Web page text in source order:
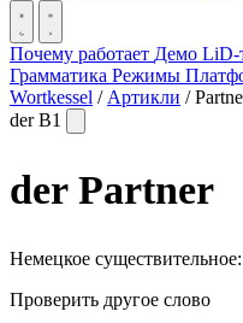
Почему работает Демо LiD-
Грамматика Режимы
Wortkessel / Артикли /
derB1
derPartner
Немецкое существительное:
Проверить другое слово